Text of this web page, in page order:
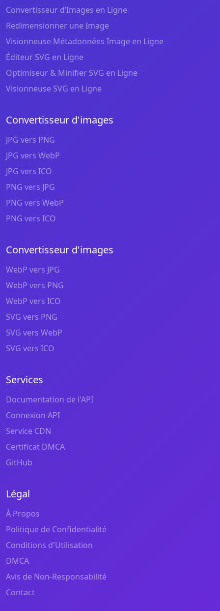
Convertisseur d’Images en Ligne
Redimensionner une Image
Visionneuse Métadonnées Image en Ligne
Éditeur SVG en Ligne
Optimiseur & Minifier SVG en Ligne
Visionneuse SVG en Ligne
Convertisseur d'images
JPG vers PNG
JPG vers WebP
JPG vers ICO
PNG vers JPG
PNG vers WebP
PNG vers ICO
Convertisseur d'images
WebP vers JPG
WebP vers PNG
WebP vers ICO
SVG vers PNG
SVG vers WebP
SVG vers ICO
Services
Documentation de l'API
Connexion API
Service CDN
Certificat DMCA
GitHub
Légal
À Propos
Politique de Confidentialité
Conditions d'Utilisation
DMCA
Avis de Non-Responsabilité
Contact